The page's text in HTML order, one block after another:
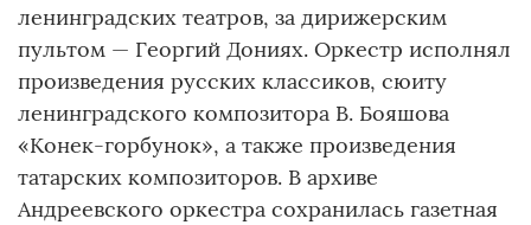
ленинградских театров, за дирижерским
пультом — Георгий Дониях. Оркестр исполнял
произведения русских классиков, сюиту
ленинградского композитора В. Бояшова
«Конек-горбунок», а также произведения
татарских композиторов. В архиве
Андреевского оркестра сохранилась газетная